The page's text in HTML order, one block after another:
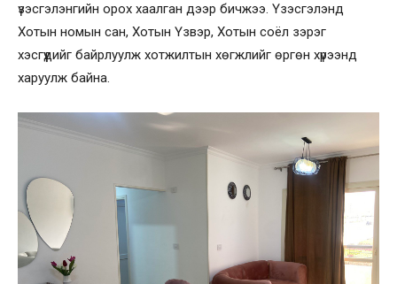
үзэсгэлэнгийн орох хаалган дээр бичжээ. Үзэсгэлэнд
Хотын номын сан, Хотын Үзвэр, Хотын соёл зэрэг
хэсгүүдийг байрлуулж хотжилтын хөгжлийг өргөн хүрээнд
харуулж байна.